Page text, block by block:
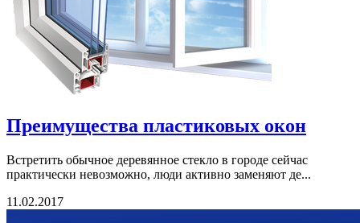
Преимущества пластиковых окон
Встретить обычное деревянное стекло в городе сейчас
практически невозможно, люди активно заменяют де...
11.02.2017